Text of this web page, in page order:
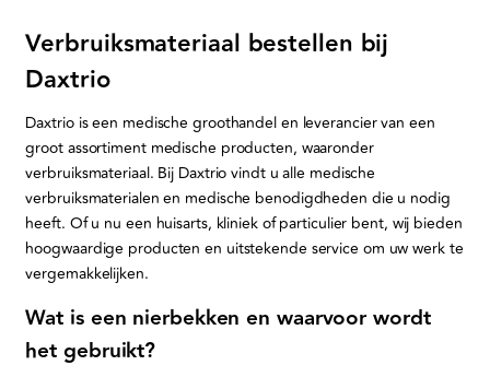
Verbruiksmateriaal bestellen bij
Daxtrio
Daxtrio is een medische groothandel en leverancier van een
groot assortiment medische producten, waaronder
verbruiksmateriaal. Bij Daxtrio vindt u alle medische
verbruiksmaterialen en medische benodigdheden die u nodig
heeft. Of u nu een huisarts, kliniek of particulier bent, wij bieden
hoogwaardige producten en uitstekende service om uw werk te
vergemakkelijken.
Wat is een nierbekken en waarvoor wordt
het gebruikt?